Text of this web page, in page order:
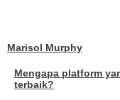
Marisol Murphy
Mengapa platform
terbaik?